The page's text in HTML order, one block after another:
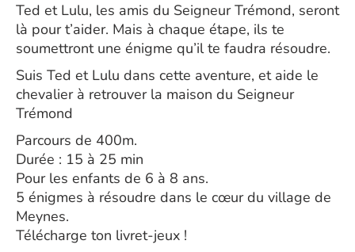
Ted et Lulu, les amis du Seigneur Trémond, seront
là pour t’aider. Mais à chaque étape, ils te
soumettront une énigme qu’il te faudra résoudre.
Suis Ted et Lulu dans cette aventure, et aide le
chevalier à retrouver la maison du Seigneur
Trémond
Parcours de 400m.
Durée : 15 à 25 min
Pour les enfants de 6 à 8 ans.
5 énigmes à résoudre dans le cœur du village de
Meynes.
Télécharge ton livret-jeux !